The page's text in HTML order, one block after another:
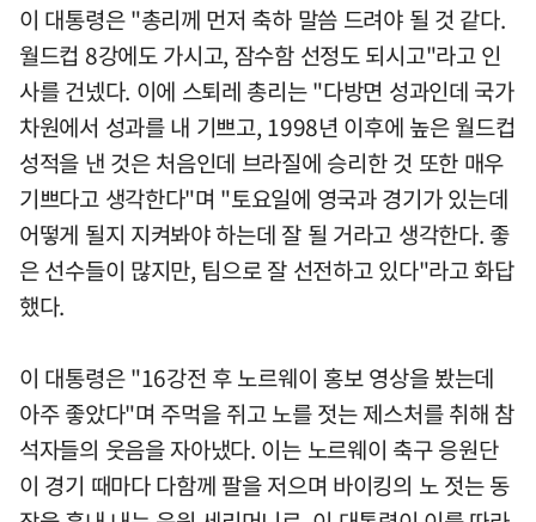
이 대통령은 "총리께 먼저 축하 말씀 드려야 될 것 같다.
월드컵 8강에도 가시고, 잠수함 선정도 되시고"라고 인
사를 건넸다. 이에 스퇴레 총리는 "다방면 성과인데 국가
차원에서 성과를 내 기쁘고, 1998년 이후에 높은 월드컵
성적을 낸 것은 처음인데 브라질에 승리한 것 또한 매우
기쁘다고 생각한다"며 "토요일에 영국과 경기가 있는데
어떻게 될지 지켜봐야 하는데 잘 될 거라고 생각한다. 좋
은 선수들이 많지만, 팀으로 잘 선전하고 있다"라고 화답
했다.
이 대통령은 "16강전 후 노르웨이 홍보 영상을 봤는데
아주 좋았다"며 주먹을 쥐고 노를 젓는 제스처를 취해 참
석자들의 웃음을 자아냈다. 이는 노르웨이 축구 응원단
이 경기 때마다 다함께 팔을 저으며 바이킹의 노 젓는 동